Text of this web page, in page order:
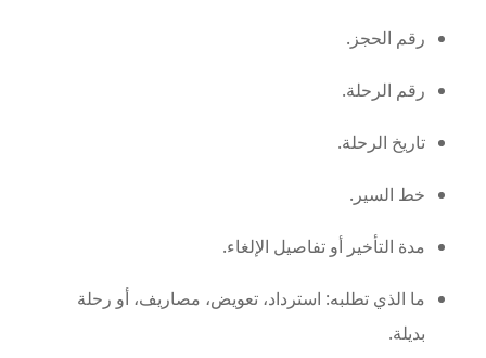
رقم الحجز.
رقم الرحلة.
تاريخ الرحلة.
خط السير.
مدة التأخير أو تفاصيل الإلغاء.
ما الذي تطلبه: استرداد، تعويض، مصاريف، أو رحلة
بديلة.